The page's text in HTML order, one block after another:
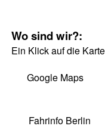
Wo sind wir?:
Ein Klick auf die
Google Maps
Fahrinfo Berlin